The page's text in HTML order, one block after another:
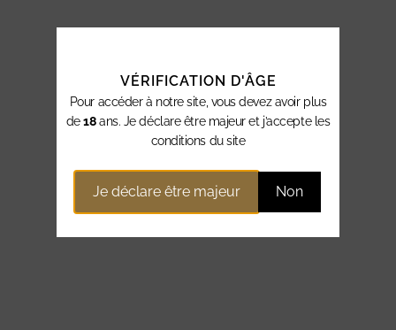
VÉRIFICATION D'ÂGE
Pour accéder à notre site, vous devez avoir plus
de18ans. Je déclare être majeur et j’accepte les
conditions du site
Je déclare être majeur Non